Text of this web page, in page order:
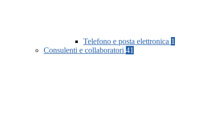
Telefono e posta elettronica 1
Consulenti e collaboratori 41